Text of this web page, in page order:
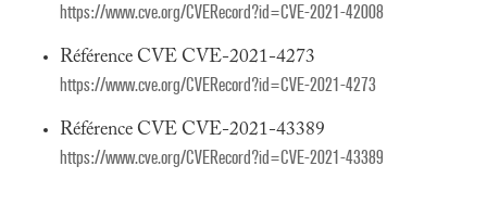
https://www.cve.org/CVERecord?id=CVE-2021-42008
Référence CVE CVE-2021-4273
https://www.cve.org/CVERecord?id=CVE-2021-4273
Référence CVE CVE-2021-43389
https://www.cve.org/CVERecord?id=CVE-2021-43389